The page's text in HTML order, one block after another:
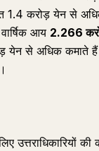
1.4 करोड़ येन से
आय 2.266
येन से अधिक कमाते
उत्तराधिकारियों की